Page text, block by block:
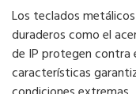
Los teclados
duraderos como el
de IP protegen contra
características